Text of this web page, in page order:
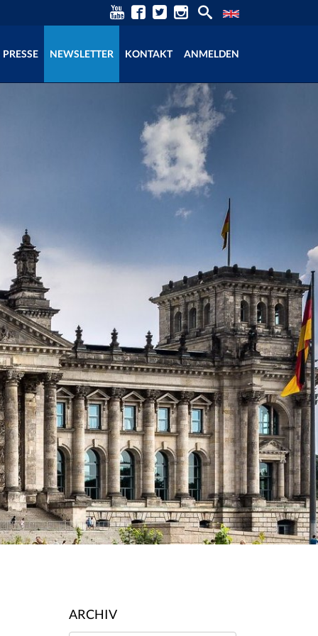
PRESSE NEWSLETTER KONTAKT ANMELDEN
ARCHIV